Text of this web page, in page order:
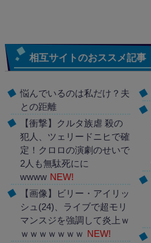
相互サイトのおススメ記事
悩んでいるのは私だけ？夫
との距離
【衝撃】クルタ族虐 殺の
犯人、ツェリードニヒで確
定！クロロの演劇のせいで
2人も無駄死にに
wwww NEW!
【画像】ビリー・アイリッ
シュ(24)、ライブで超モリ
マンスジを強調して炎上ｗ
ｗｗｗｗｗｗｗ NEW!